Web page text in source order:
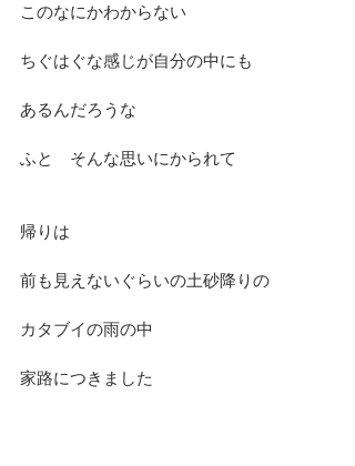
このなにかわからない
ちぐはぐな感じが自分の中にも
あるんだろうな
ふと　そんな思いにかられて
帰りは
前も見えないぐらいの土砂降りの
カタブイの雨の中
家路につきました